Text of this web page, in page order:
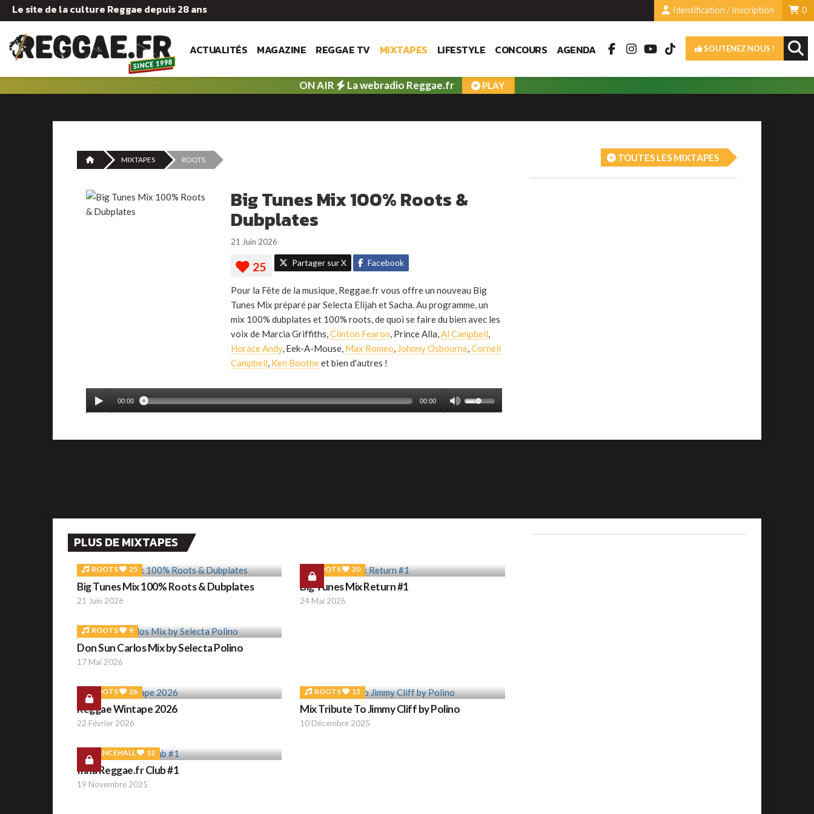
Le site de la culture Reggae depuis 28 ans 0
Identification / Inscription
ACTUALITÉS MAGAZINE REGGAE TV MIXTAPES LIFESTYLE CONCOURS AGENDA SOUTENEZ NOUS !
ON AIR La webradio Reggae.fr PLAY
MIXTAPES ROOTS TOUTES LES MIXTAPES
Big Tunes Mix 100% Roots &
Dubplates
21 Juin 2026
Partager sur X Facebook
Pour la Fête de la musique, Reggae.fr vous offre un nouveau Big
Tunes Mix préparé par Selecta Elijah et Sacha. Au programme, un
mix 100% dubplates et 100% roots, de quoi se faire du bien avec les
voix de Marcia Griffiths,Clinton Fearon, Prince Alla,Al Campbell,
Horace Andy, Eek-A-Mouse, Max Romeo, Johnny Osbourne,Cornell
Campbell, Ken Bootheet bien d'autres !
00:00 00:00
PLUS DE MIXTAPES
ROOTS 25
Big Tunes Mix 100% Roots & Dubplates
21 Juin 2026
ROOTS 20
Big Tunes Mix Return #1
24 Mai 2026
ROOTS 9
Don Sun Carlos Mix by Selecta Polino
17 Mai 2026
ROOTS 26
Reggae Wintape 2026
22 Février 2026
ROOTS 15
Mix Tribute To Jimmy Cliff by Polino
10 Décembre 2025
DANCEHALL 12
Inna Reggae.fr Club #1
19 Novembre 2025